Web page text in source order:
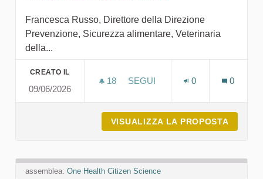
Francesca Russo, Direttore della Direzione
Prevenzione, Sicurezza alimentare, Veterinaria
della...
CREATO IL
09/06/2026
18 18 SOSTENITORI
SEGUI
0 0
VISUALIZZA LA PROPOSTA
assemblea: One Health Citizen Science